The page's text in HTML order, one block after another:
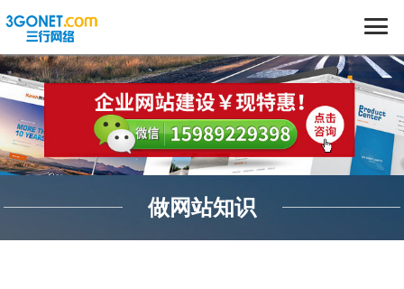
做网站知识